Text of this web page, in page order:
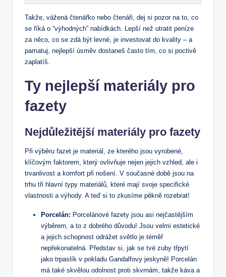
Takže, vážená čtenářko nebo čtenáři, dej si pozor na to, co
se říká o “výhodných” nabídkách. Lepší než utratit peníze
za něco, co se zdá být levné, je investovat do kvality – a
pamatuj, nejlepší úsměv dostaneš často tím, co si poctivě
zaplatíš.
Ty nejlepší materiály pro
fazety
Nejdůležitější materiály pro fazety
Při výběru fazet je materiál, ze kterého jsou vyrobené,
klíčovým faktorem, který ovlivňuje nejen jejich vzhled, ale i
trvanlivost a komfort při nošení. V současné době jsou na
trhu tři hlavní typy materiálů, které mají svoje specifické
vlastnosti a výhody. A teď si to zkusíme pěkně rozebrat!
Porcelán: Porcelánové fazety jsou asi nejčastějším
výběrem, a to z dobrého důvodu! Jsou velmi estetické
a jejich schopnost odrážet světlo je téměř
nepřekonatelná. Představ si, jak se tvé zuby třpytí
jako trpaslík v pokladu Gandalfovy jeskyně! Porcelán
má také skvělou odolnost proti skvrnám, takže káva a